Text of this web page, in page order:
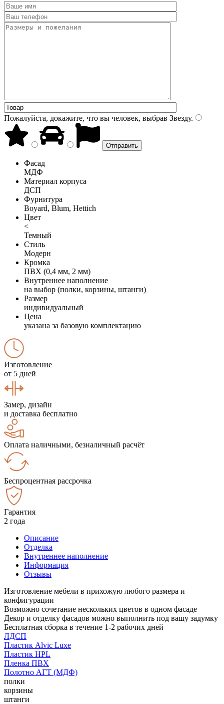
Пожалуйста, докажите, что вы человек, выбрав Звезду.
Фасад
МДФ
Материал корпуса
ДСП
Фурнитура
Boyard, Blum, Hettich
Цвет
<
Темный
Стиль
Модерн
Кромка
ПВХ (0,4 мм, 2 мм)
Внутреннее наполнение
на выбор (полки, корзины, штанги)
Размер
индивидуальный
Цена
указана за базовую комплектацию
Изготовление
от 5 дней
Замер, дизайн
и доставка бесплатно
Оплата наличными, безналичный расчёт
Беспроцентная рассрочка
Гарантия
2 года
Описание
Отделка
Внутреннее наполнение
Информация
Отзывы
Изготовление мебели в прихожую любого размера и
конфигурации
Возможно сочетание нескольких цветов в одном фасаде
Декор и отделку фасадов можно выполнить под вашу задумку
Бесплатная сборка в течение 1-2 рабочих дней
ЛДСП
Пластик Alvic Luxe
Пластик HPL
Пленка ПВХ
Полотно АГТ (МДФ)
полки
корзины
штанги